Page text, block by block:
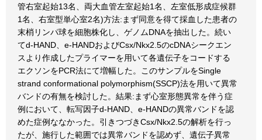
管右室起始13名、両大血管左室起始1名、左室低形成症候群
1名、右室型単心室2名)方法:まず同意を得て採血した患者の
末梢リンパ球を細胞株化し、ゲノムDNAを抽出した。続い
てd-HAND、e-HANDおよびCsx/Nkx2.5のcDNAシークエン
スより作成したプライマーを用いて各遺伝子をコードする
エクソンをPCR法にて増幅した。このサンプルをSingle
strand conformational polymorphism(SSCP)法を用いて異常
バンドの有無を検討した。結果:まず心室形態異常を伴う症
例において、転写因子d-HAND、e-HANDの異常バンドを認
めた症例ななかった。引きつづきCsx/Nkx2.5の解析を行っ
たが、施行した範囲では異常バンドを認めず、遺伝子異常